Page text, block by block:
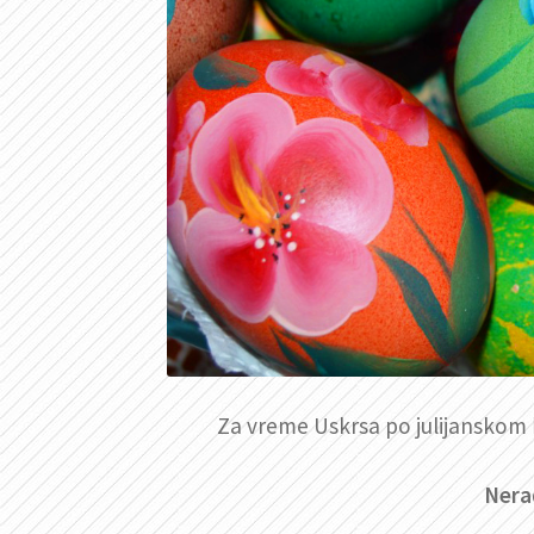
Za vreme Uskrsa po